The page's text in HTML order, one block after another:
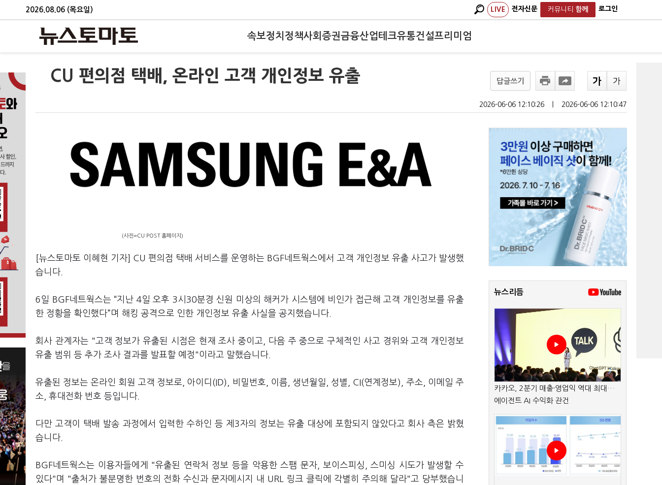
2026.08.06 (목요일) LIVE 전자신문 커뮤니티 함께 로그인
속보정치 정책사회 증권금융산업테크유통건설프리미엄
CU 편의점 택배, 온라인 고객 개인정보 유출 답글쓰기
2026-06-06 12:10:26 2026-06-06 12:10:47
(사진=CU POST 홈페이지)
[뉴스토마토 이혜현 기자] CU 편의점 택배 서비스를 운영하는 BGF네트웍스에서 고객 개인정보 유출 사고가 발생했
습니다.
6일 BGF네트웍스는 “지난 4일 오후 3시30분경 신원 미상의 해커가 시스템에 비인가 접근해 고객 개인정보를 유출
한 정황을 확인했다”며 해킹 공격으로 인한 개인정보 유출 사실을 공지했습니다.
회사 관계자는 "고객 정보가 유출된 시점은 현재 조사 중이고, 다음 주 중으로 구체적인 사고 경위와 고객 개인정보
유출 범위 등 추가 조사 결과를 발표할 예정"이라고 말했습니다.
유출된 정보는 온라인 회원 고객 정보로, 아이디(ID), 비밀번호, 이름, 생년월일, 성별, CI(연계정보), 주소, 이메일 주
소, 휴대전화 번호 등입니다.
다만 고객이 택배 발송 과정에서 입력한 수하인 등 제3자의 정보는 유출 대상에 포함되지 않았다고 회사 측은 밝혔
습니다.
BGF네트웍스는 이용자들에게 "유출된 연락처 정보 등을 악용한 스팸 문자, 보이스피싱, 스미싱 시도가 발생할 수
있다"며 "출처가 불분명한 번호의 전화 수신과 문자메시지 내 URL 링크 클릭에 각별히 주의해 달라"고 당부했습니
뉴스리듬
카카오, 2분기 매출·영업익 역대 최대…
에이전트 AI 수익화 관건